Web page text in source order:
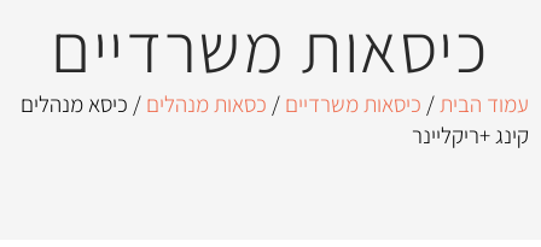
משרדיים
משרדיים/כסאות מנהלים/ כיסא מנהלים